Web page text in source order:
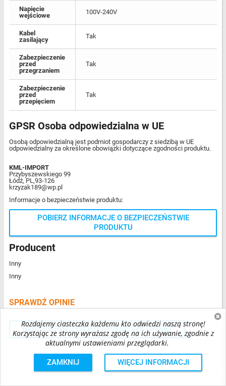
Napięcie
wejściowe
100V-240V
Kabel
zasilający
Tak
Zabezpieczenie
przed
przegrzaniem
Tak
Zabezpieczenie
przed
przepięciem
Tak
GPSR Osoba odpowiedzialna w UE
Osobą odpowiedzialną jest podmiot gospodarczy z siedzibą w UE
odpowiedzialny za określone obowiązki dotyczące zgodności produktu.
KML-IMPORT
Przybyszewskiego 99
Łódź, PL,93-126
krzyzak189@wp.pl
Informacje o bezpieczeństwie produktu:
POBIERZ INFORMACJE O BEZPIECZEŃSTWIE
PRODUKTU
Producent
Inny
Inny
SPRAWDŹ OPINIE
BĄDŹ PIERWSZYM KTÓRY NAPISZE OPINIĘ!
Rozdajemy ciasteczka każdemu kto odwiedzi naszą stronę!
Korzystając ze strony wyrażasz zgodę na ich używanie, zgodnie z
aktualnymi ustawieniami przeglądarki.
ZAMKNIJ WIĘCEJ INFORMACJI